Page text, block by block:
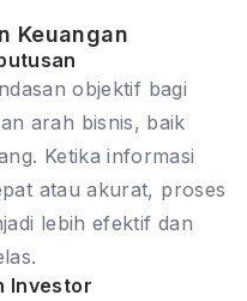
Keuangan
objektif bagi
arah bisnis, baik
Ketika informasi
atau akurat, proses
lebih efektif dan
Investor